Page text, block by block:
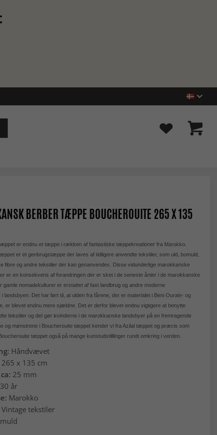
BERBER TÆPPE BOUCHEROUITE 265 X 135
er endnu et tæppe i rækken af fantastiske tæppekreationer fra Marokko.
er et genbrugstæppe der laves af tidligere anvendte tekstiler, som uld, bomuld,
fibre og andre tekstiler der kan genanvendes. Disse vidunderlige marokkanske
er en konsekvens af forandringen der er sket i de seneste årtier i de marokkanske
gamle nomadekulturer er erstattet af fast landbrug og andre moderne
landsbyen. Det har ført til, at ulden fra fårene, der er materialet i Beni Ourain- og
er blevet endnu mere sjældne. Det er derfor blevet endnu vigtigere at benytte
tekstiler og det gør kvinderne i de marokkanske landsbyer på en fremragende
og mønstrene i Boucherouite tæppet kender vi fra Azilal tæppet og præcis som
tæppet også på mange kunstudstilllinger rundt omkring i verden.
Håndvævet
265 x 135 cm
25 mm
år
Marokko
tekstiler